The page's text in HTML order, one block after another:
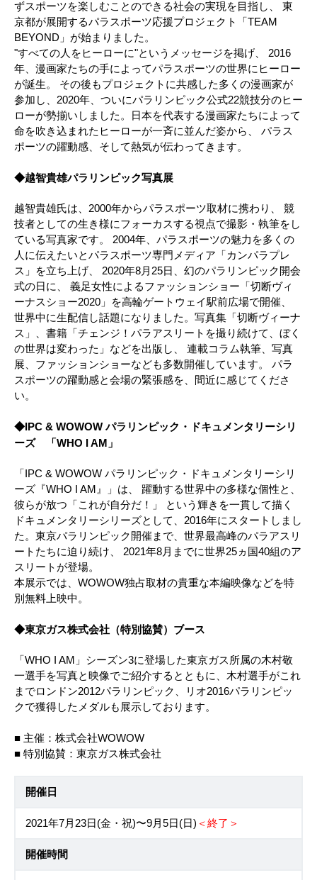
ずスポーツを楽しむことのできる社会の実現を目指し、 東
京都が展開するパラスポーツ応援プロジェクト「TEAM
BEYOND」が始まりました。
"すべての人をヒーローに"というメッセージを掲げ、 2016
年、漫画家たちの手によってパラスポーツの世界にヒーロー
が誕生。 その後もプロジェクトに共感した多くの漫画家が
参加し、2020年、ついにパラリンピック公式22競技分のヒー
ローが勢揃いしました。日本を代表する漫画家たちによって
命を吹き込まれたヒーローが一斉に並んだ姿から、 パラス
ポーツの躍動感、そして熱気が伝わってきます。
◆越智貴雄パラリンピック写真展
越智貴雄氏は、2000年からパラスポーツ取材に携わり、 競
技者としての生き様にフォーカスする視点で撮影・執筆をし
ている写真家です。 2004年、パラスポーツの魅力を多くの
人に伝えたいとパラスポーツ専門メディア「カンパラプレ
ス」を立ち上げ、 2020年8月25日、幻のパラリンピック開会
式の日に、 義足女性によるファッションショー「切断ヴィ
ーナスショー2020」を高輪ゲートウェイ駅前広場で開催、
世界中に生配信し話題になりました。写真集「切断ヴィーナ
ス」、書籍「チェンジ！パラアスリートを撮り続けて、ぼく
の世界は変わった」などを出版し、 連載コラム執筆、写真
展、ファッションショーなども多数開催しています。 パラ
スポーツの躍動感と会場の緊張感を、間近に感じてくださ
い。
◆IPC & WOWOW パラリンピック・ドキュメンタリーシリ
ーズ 「WHO I AM」
「IPC & WOWOW パラリンピック・ドキュメンタリーシリ
ーズ『WHO I AM』」は、 躍動する世界中の多様な個性と、
彼らが放つ「これが自分だ！」 という輝きを一貫して描く
ドキュメンタリーシリーズとして、2016年にスタートしまし
た。東京パラリンピック開催まで、世界最高峰のパラアスリ
ートたちに迫り続け、 2021年8月までに世界25ヵ国40組のア
スリートが登場。
本展示では、WOWOW独占取材の貴重な本編映像などを特
別無料上映中。
◆東京ガス株式会社（特別協賛）ブース
「WHO I AM」シーズン3に登場した東京ガス所属の木村敬
一選手を写真と映像でご紹介するとともに、木村選手がこれ
までロンドン2012パラリンピック、リオ2016パラリンピッ
クで獲得したメダルも展示しております。
■ 主催：株式会社WOWOW
■ 特別協賛：東京ガス株式会社
開催日
2021年7⽉23⽇(⾦・祝)〜9⽉5⽇(⽇) ＜終了＞
開催時間